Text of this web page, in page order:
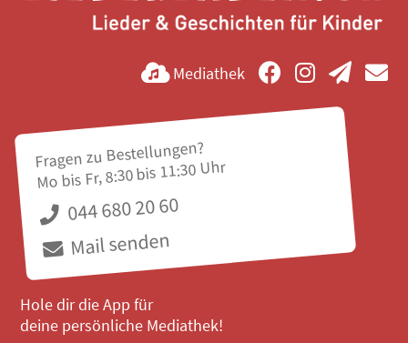
Mediathek
Fragen zu Bestellungen?
Mo bis Fr, 8:30 bis 11:30 Uhr
044 680 20 60
Mail senden
Hole dir die App für
deine persönliche Mediathek!